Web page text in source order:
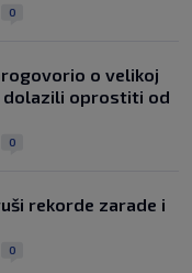
0
o velikoj
dolazili oprostiti od
0
rekorde zarade i
0